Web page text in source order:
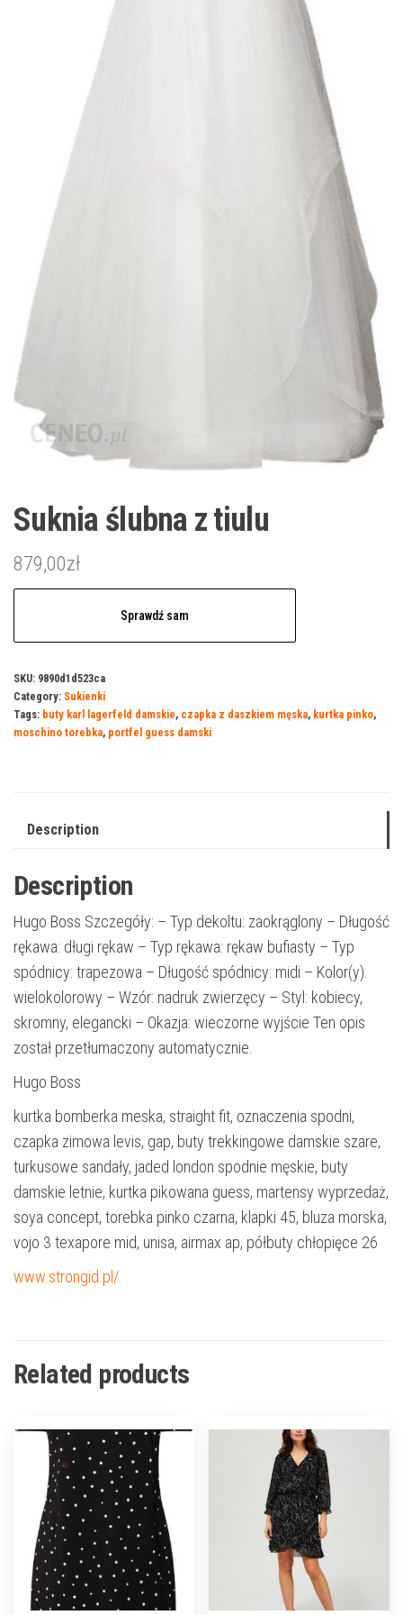
Suknia ślubna z tiulu
879,00zł
Sprawdź sam
SKU: 9890d1d523ca
Category: Sukienki
Tags: buty karl lagerfeld damskie, czapka z daszkiem męska, kurtka pinko,
moschino torebka, portfel guess damski
Description
Description
Hugo Boss Szczegóły: – Typ dekoltu: zaokrąglony – Długość
rękawa: długi rękaw – Typ rękawa: rękaw bufiasty – Typ
spódnicy: trapezowa – Długość spódnicy: midi – Kolor(y):
wielokolorowy – Wzór: nadruk zwierzęcy – Styl: kobiecy,
skromny, elegancki – Okazja: wieczorne wyjście Ten opis
został przetłumaczony automatycznie.
Hugo Boss
kurtka bomberka meska, straight fit, oznaczenia spodni,
czapka zimowa levis, gap, buty trekkingowe damskie szare,
turkusowe sandały, jaded london spodnie męskie, buty
damskie letnie, kurtka pikowana guess, martensy wyprzedaż,
soya concept, torebka pinko czarna, klapki 45, bluza morska,
vojo 3 texapore mid, unisa, airmax ap, półbuty chłopięce 26
www.strongid.pl/
Related products